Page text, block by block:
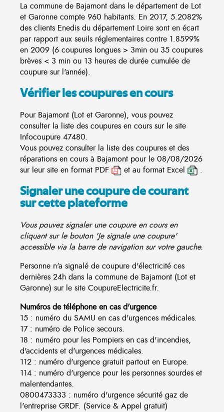
La commune de Bajamont dans le département de Lot
et Garonne compte 960 habitants. En 2017, 5.2082%
des clients Enedis du département Loire sont en écart
par rapport aux seuils réglementaires contre 1.8599%
en 2009 (6 coupures longues > 3min ou 35 coupures
brèves < 3 min ou 13 heures de durée cumulée de
coupure sur l'année).
Vérifier les coupures en cours
Pour Bajamont (Lot et Garonne), vous pouvez
consulter la liste des coupures en cours sur le site
Infocoupure 47480.
Vous pouvez consulter la liste des coupures et des
réparations en cours à Bajamont pour le 08/08/2026
sur leur site en format PDF
et au format Excel .
Signaler une coupure de courant
sur cette plateforme
Vous pouvez signaler une coupure en cours en
cliquant sur le bouton 'Je signale une coupure'
accessible via la barre de navigation sur votre gauche.
Personne n'a signalé de coupure d'électricité ces
dernières 24h dans la commune de Bajamont (Lot et
Garonne) sur le site CoupureElectricite.fr.
Numéros de téléphone en cas d'urgence
15 : numéro du SAMU en cas d'urgences médicales.
17 : numéro de Police secours.
18 : numéro pour les Pompiers en cas d'incendies,
d'accidents et d'urgences médicales.
112 : numéro d'urgence gratuit partout en Europe.
114 : numéro d'urgence pour les personnes sourdes et
malentendantes.
0800473333 : numéro d'urgence sécurité gaz de
l'entreprise GRDF. (Service & Appel gratuit)